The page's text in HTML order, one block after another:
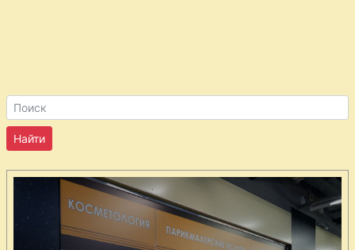
по-баварски
Кролик в
Манты по-